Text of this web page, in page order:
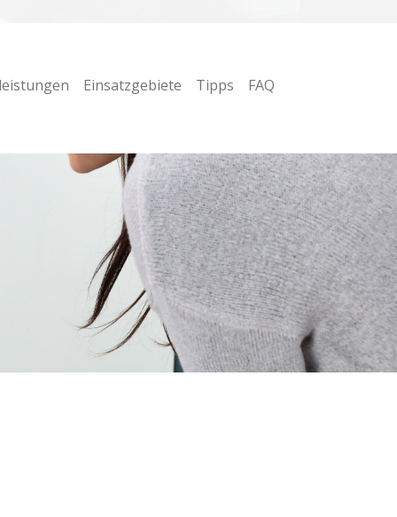
Einsatzgebiete Tipps FAQ